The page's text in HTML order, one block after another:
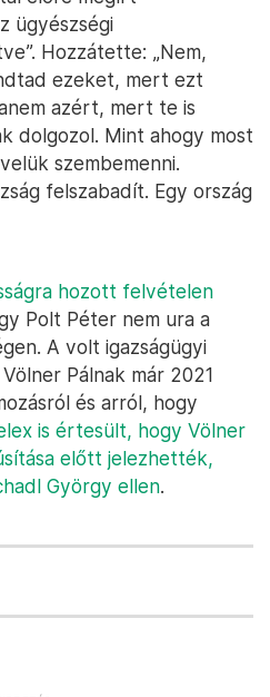
ügyészségi
Hozzátette: „Nem,
ezeket, mert ezt
azért, mert te is
dolgozol. Mint ahogy most
szembemenni.
felszabadít. Egy ország
hozott felvételen
Polt Péter nem ura a
A volt igazságügyi
Pálnak már 2021
és arról, hogy
is értesült, hogy Völner
előtt jelezhették,
György ellen.